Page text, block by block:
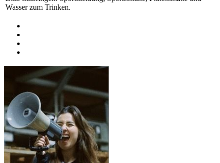
Wasser zum Trinken.